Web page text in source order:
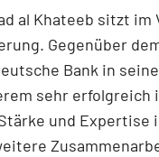
al Khateeb sitzt
Gegenüber
Bank in
sehr erfolgreich
und Expertise